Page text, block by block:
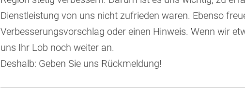
Dienstleistung von uns nicht zufrieden waren. Ebenso
Verbesserungsvorschlag oder einen Hinweis. Wenn wir
uns Ihr Lob noch weiter an.
Deshalb: Geben Sie uns Rückmeldung!